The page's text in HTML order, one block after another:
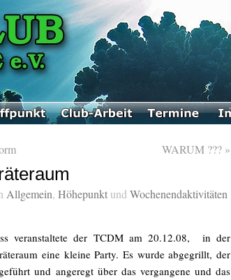
WARUM ??? »
Allgemein, Höhepunkt und Wochenendaktivitäten
veranstaltete der TCDM am 20.12.08, in der
eine kleine Party. Es wurde abgegrillt, der
und angeregt über das vergangene und das